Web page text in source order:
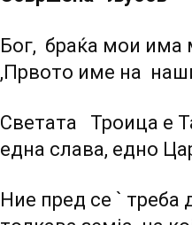
Бог, браќа мои има
,Првото име на
Светата Троица е
една слава, едно
Ние пред се ` треба